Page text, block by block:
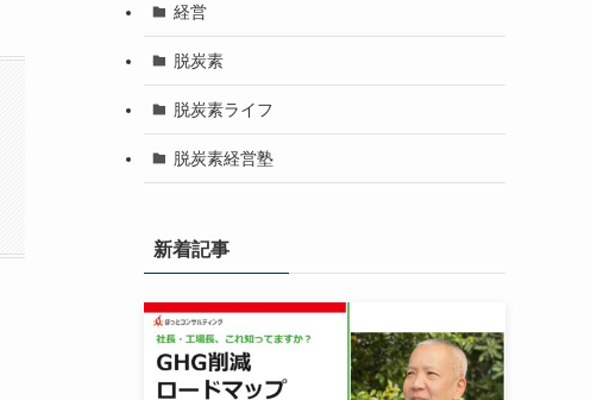
経営
脱炭素
脱炭素ライフ
脱炭素経営塾
新着記事